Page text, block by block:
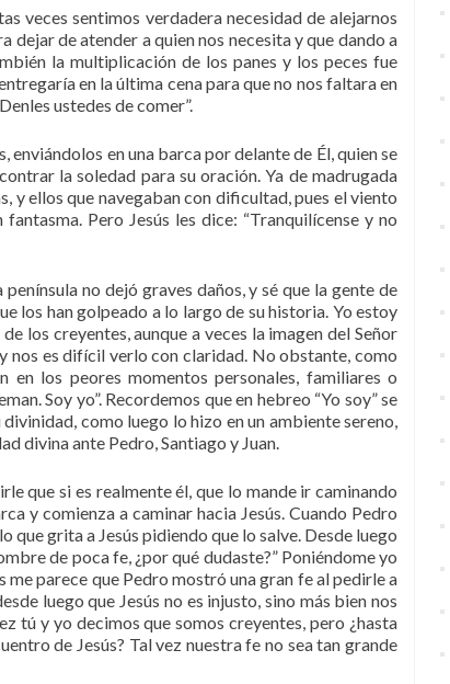
veces sentimos verdadera necesidad de alejarnos
dejar de atender a quien nos necesita y que dando a
la multiplicación de los panes y los peces fue
en la última cena para que no nos faltara en
ustedes de comer”.
en una barca por delante de Él, quien se
la soledad para su oración. Ya de madrugada
y ellos que navegaban con dificultad, pues el viento
Pero Jesús les dice: “Tranquilícense y no
no dejó graves daños, y sé que la gente de
los han golpeado a lo largo de su historia. Yo estoy
los creyentes, aunque a veces la imagen del Señor
nos es difícil verlo con claridad. No obstante, como
en los peores momentos personales, familiares o
Soy yo”. Recordemos que en hebreo “Yo soy” se
divinidad, como luego lo hizo en un ambiente sereno,
divina ante Pedro, Santiago y Juan.
que si es realmente él, que lo mande ir caminando
y comienza a caminar hacia Jesús. Cuando Pedro
que grita a Jesús pidiendo que lo salve. Desde luego
de poca fe, ¿por qué dudaste?” Poniéndome yo
me parece que Pedro mostró una gran fe al pedirle a
luego que Jesús no es injusto, sino más bien nos
tú y yo decimos que somos creyentes, pero ¿hasta
de Jesús? Tal vez nuestra fe no sea tan grande